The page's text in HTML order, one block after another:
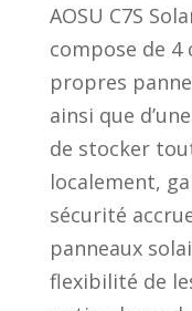
AOSU C7S
compose de 4
propres
ainsi que
de stocker
localement,
sécurité
panneaux
flexibilité de